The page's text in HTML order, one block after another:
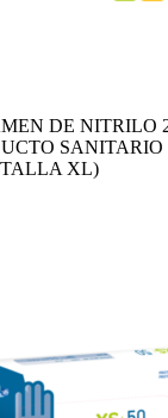
DE NITRILO
TALLA XL)